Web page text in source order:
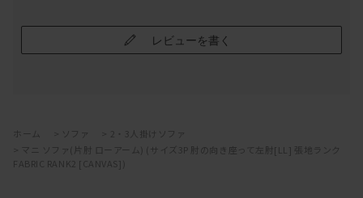
レビューを書く
ホーム ソファ
2・3人掛けソファ
マニ ソファ(片肘 ローアーム) (サイズ3P 肘の向き座って左肘[LL] 張地ランク
FABRIC RANK2 [CANVAS])